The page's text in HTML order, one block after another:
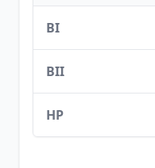
BI
BII
HP